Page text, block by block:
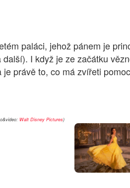
paláci, jehož pánem je
I když je ze začátku
právě to, co má zvířeti
Walt Disney Pictures)